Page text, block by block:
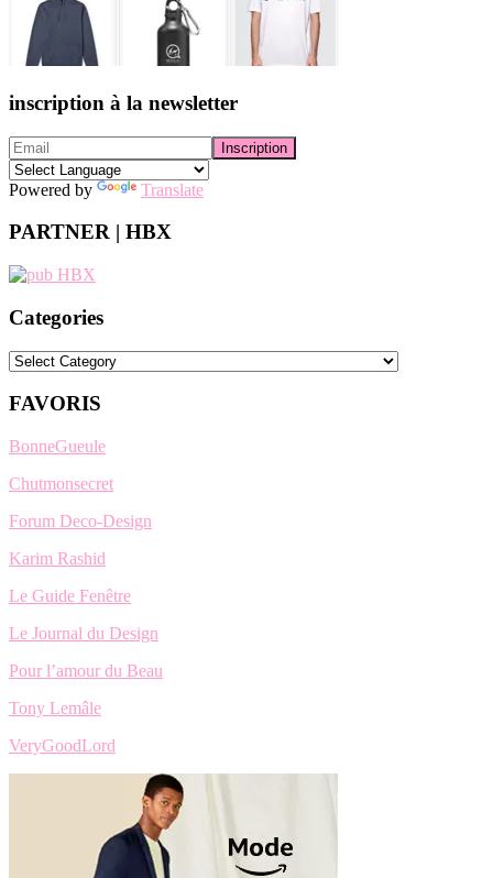
inscription à la newsletter
Powered by Translate
PARTNER | HBX
Categories
Categories
FAVORIS
BonneGueule
Chutmonsecret
Forum Deco-Design
Karim Rashid
Le Guide Fenêtre
Le Journal du Design
Pour l’amour du Beau
Tony Lemâle
VeryGoodLord